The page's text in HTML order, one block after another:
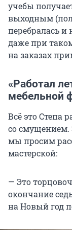
учебы
выходным
перебралась и
даже при
на заказах
«Работал
мебельной
Всё это Степа
со смущением.
мы просим
мастерской:
— Это
окончание
на Новый год